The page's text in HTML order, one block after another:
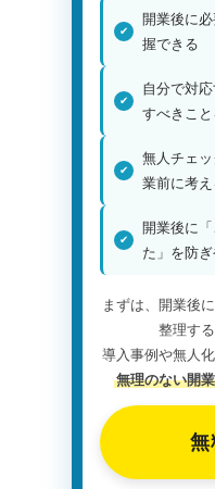
開業後に
握できる
自分で対
すべきこ
無人チェ
業前に考
開業後に
た」を防
まずは、開業後
整理す
導入事例や無人
無理のない開
無